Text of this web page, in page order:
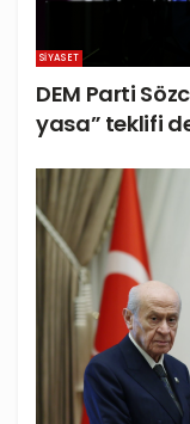
SIYASET
DEM Parti
yasa” teklifi